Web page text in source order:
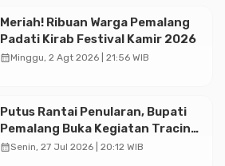
Meriah! Ribuan Warga Pemalang
Padati Kirab Festival Kamir 2026
calendar_monthMinggu, 2 Agt 2026 | 21:56 WIB
Putus Rantai Penularan, Bupati
Pemalang Buka Kegiatan Tracing
TBC Terintegrasi di Mulyoharjo
calendar_monthSenin, 27 Jul 2026 | 20:12 WIB